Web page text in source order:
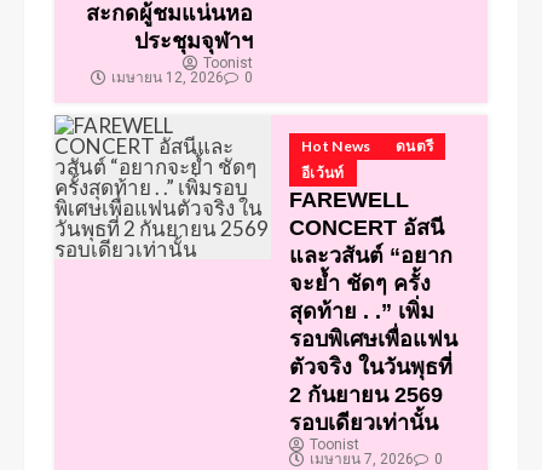
สะกดผู้ชมแน่นหอ
ประชุมจุฬาฯ
Toonist
เมษายน 12, 2026
0
Hot News
ดนตรี
อีเว้นท์
FAREWELL
CONCERT อัสนี
และวสันต์ “อยาก
จะย้ำ ชัดๆ ครั้ง
สุดท้าย . .” เพิ่ม
รอบพิเศษเพื่อแฟน
ตัวจริง ในวันพุธที่
2 กันยายน 2569
รอบเดียวเท่านั้น
Toonist
เมษายน 7, 2026
0